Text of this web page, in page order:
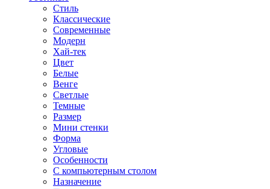
Стиль
Классические
Современные
Модерн
Хай-тек
Цвет
Белые
Венге
Светлые
Темные
Размер
Мини стенки
Форма
Угловые
Особенности
С компьютерным столом
Назначение